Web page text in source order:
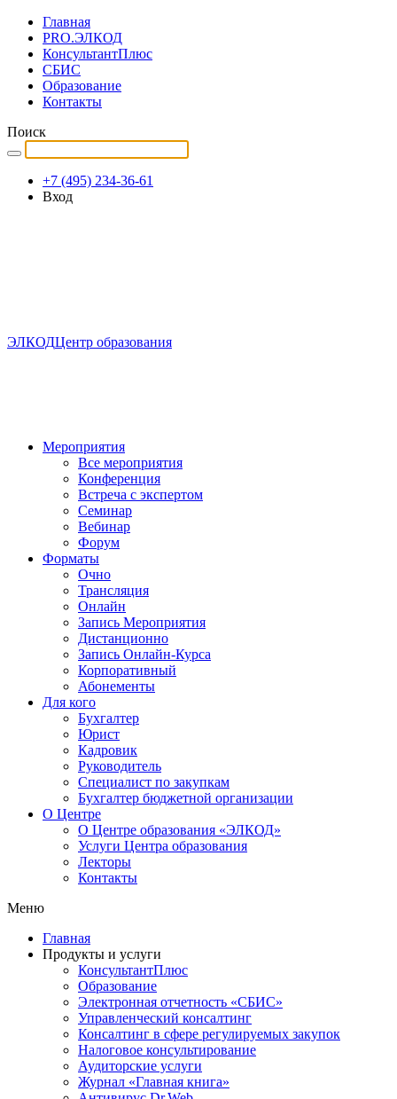
Главная
PRO.ЭЛКОД
КонсультантПлюс
СБИС
Образование
Контакты
Поиск
+7 (495) 234-36-61
Вход
ЭЛКОДЦентр образования
Мероприятия
Все мероприятия
Конференция
Встреча с экспертом
Семинар
Вебинар
Форум
Форматы
Очно
Трансляция
Онлайн
Запись Мероприятия
Дистанционно
Запись Онлайн-Курса
Корпоративный
Абонементы
Для кого
Бухгалтер
Юрист
Кадровик
Руководитель
Специалист по закупкам
Бухгалтер бюджетной организации
О Центре
О Центре образования «ЭЛКОД»
Услуги Центра образования
Лекторы
Контакты
Меню
Главная
Продукты и услуги
КонсультантПлюс
Образование
Электронная отчетность «СБИС»
Управленческий консалтинг
Консалтинг в сфере регулируемых закупок
Налоговое консультирование
Аудиторские услуги
Журнал «Главная книга»